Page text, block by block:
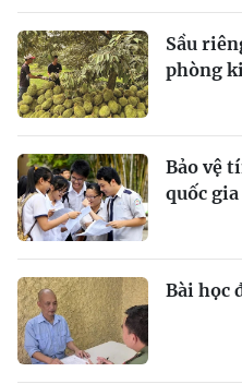
Sầu
phòng
Bảo vệ
quốc gia
Bài học